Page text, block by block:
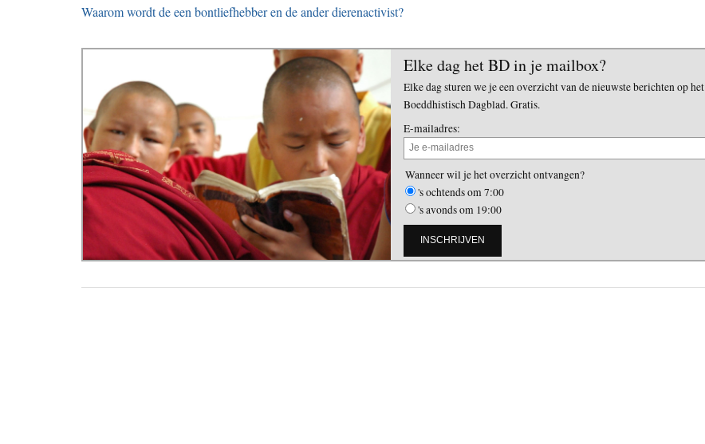
Waarom wordt de een bontliefhebber en de ander dierenactivist?
Elke dag het BD in je mailbox?
Elke dag sturen we je een overzicht van de nieuwste berichten op het
Boeddhistisch Dagblad. Gratis.
E-mailadres:
Wanneer wil je het overzicht ontvangen?
's ochtends om 7:00
's avonds om 19:00